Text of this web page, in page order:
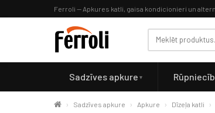
Ferroli — Apkures katli, gaisa kondicionieri un
Sadzīves apkure
Sadzīves apkure Apkure Dīzeļa katli